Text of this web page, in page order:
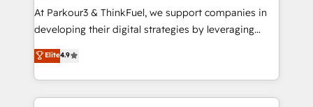
you invest in 100% of your buyers, accelerating your
growth and positioning yourself as an undisputed
transformation process A methodology designed to
implement HubSpot effectively and optimize your
At Parkour3 & ThinkFuel, we support companies in
developing their digital strategies by leveraging
technologies and automating their marketing and
sales processes to generate growth. Our offer spans
from Strategy to Operations. We specialize in CRM
onboarding and implementation, web design, sales
Elite4.9